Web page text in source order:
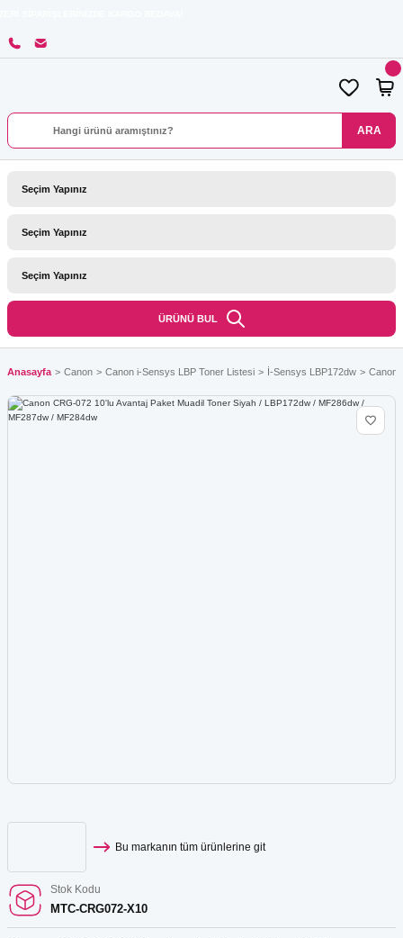
ARA
ÜRÜNÜ BUL
Anasayfa Canon Canon i-Sensys LBP Toner Listesi İ-Sensys LBP172dw Canon
Bu markanın tüm ürünlerine git
Stok Kodu
MTC-CRG072-X10